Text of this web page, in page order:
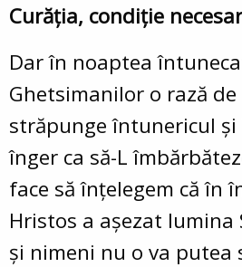
Curăţia, condiţie
Dar în noaptea
Ghetsimanilor o rază
străpunge întunericul
înger ca să-L
face să înţelegem că în
Hristos a aşezat lumina
şi nimeni nu o va putea